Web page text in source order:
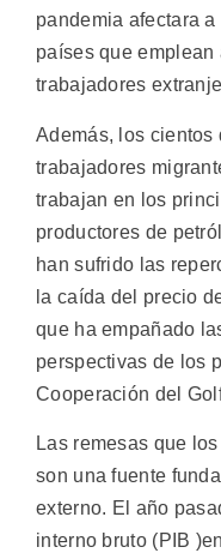
pandemia afectara
países que emplean
trabajadores
Además, los cientos
trabajadores
trabajan en los
productores de
han sufrido las
la caída del precio
que ha empañado
perspectivas de los
Cooperación del
Las remesas que
son una fuente
externo. El año
interno bruto (PIB